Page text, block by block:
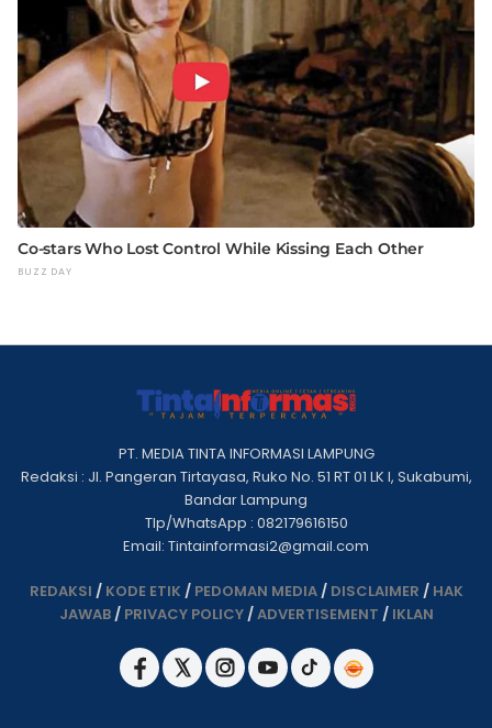
PT. MEDIA TINTA INFORMASI LAMPUNG
Redaksi : Jl. Pangeran Tirtayasa, Ruko No. 51 RT 01 LK I, Sukabumi,
Bandar Lampung
Tlp/WhatsApp : 082179616150
Email: Tintainformasi2@gmail.com
REDAKSI / KODE ETIK / PEDOMAN MEDIA/ DISCLAIMER / HAK
JAWAB/ PRIVACY POLICY/ADVERTISEMENT / IKLAN